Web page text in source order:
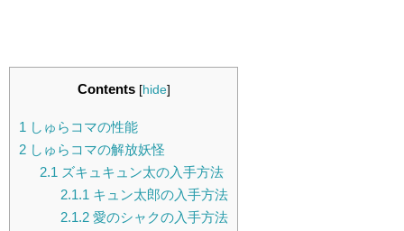
Contents [hide]
1 しゅらコマの性能
2 しゅらコマの解放妖怪
2.1 ズキュキュン太の入手方法
2.1.1 キュン太郎の入手方法
2.1.2愛のシャクの入手方法